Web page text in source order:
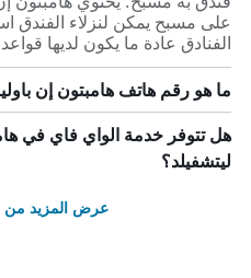
على مسبح يمكن لنزلاء الفندق
الفنادق عادة ما يكون لديها
ما هو رقم هاتف هامبتون إن
هل تتوفر خدمة الواي فاي في
ليتشفيلد؟
عرض المزيد من